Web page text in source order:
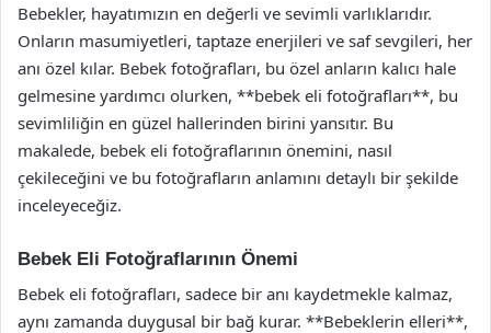
Bebekler, hayatımızın en değerli ve sevimli varlıklarıdır.
Onların masumiyetleri, taptaze enerjileri ve saf sevgileri, her
anı özel kılar. Bebek fotoğrafları, bu özel anların kalıcı hale
gelmesine yardımcı olurken, **bebek eli fotoğrafları**, bu
sevimliliğin en güzel hallerinden birini yansıtır. Bu
makalede, bebek eli fotoğraflarının önemini, nasıl
çekileceğini ve bu fotoğrafların anlamını detaylı bir şekilde
inceleyeceğiz.
Bebek Eli Fotoğraflarının Önemi
Bebek eli fotoğrafları, sadece bir anı kaydetmekle kalmaz,
aynı zamanda duygusal bir bağ kurar. **Bebeklerin elleri**,